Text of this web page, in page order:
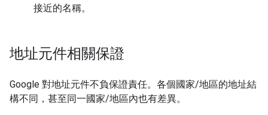
接近的名稱。
地址元件相關保證
Google 對地址元件不負保證責任。各個國家/地區的地址結
構不同，甚至同一國家/地區內也有差異。